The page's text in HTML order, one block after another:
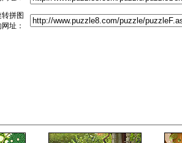
拼图
址：